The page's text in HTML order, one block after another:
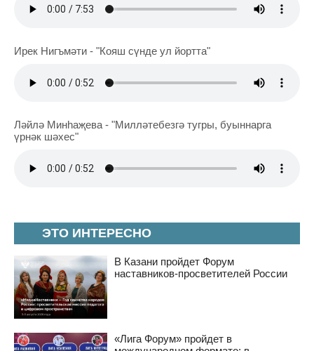
ЭТО ИНТЕРЕСНО
В Казани пройдет Форум
наставников-просветителей России
«Лига Форум» пройдет в
Ирек Нигъмәти - "Кояш сүнде ул йортта"
Ләйлә Минһаҗева - "Милләтебезгә тугры, буыннарга
үрнәк шәхес"